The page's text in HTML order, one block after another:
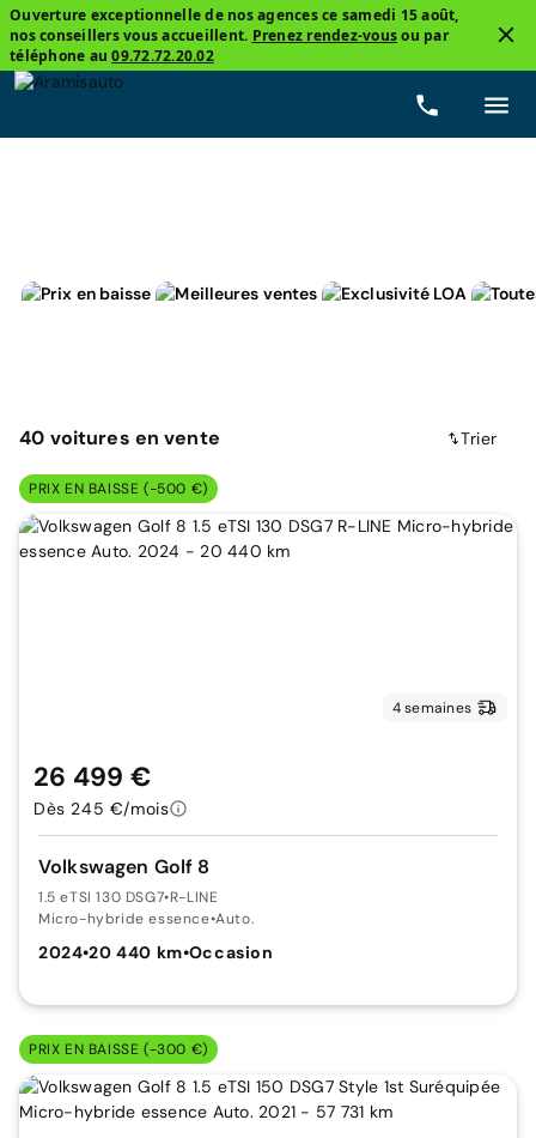
Ouverture exceptionnelle de nos agences ce samedi 15 août,
nos conseillers vous accueillent. Prenez rendez-vousou par
téléphone au09.72.72.20.02
Boîtes de
40 voitures en vente Trier
PRIX EN BAISSE (-500 €)
4 semaines
Volkswagen Golf 8
1.5 eTSI 130 DSG7•R-LINE
Micro-hybride essence•Auto.
2024•20 440 km•Occasion
26 499 €
Dès 245 €/mois
PRIX EN BAISSE (-300 €)